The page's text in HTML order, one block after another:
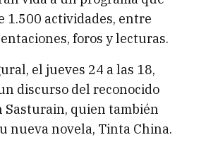
1.500 actividades, entre
foros y lecturas.
el jueves 24 a las 18,
discurso del reconocido
Sasturain, quien también
nueva novela, Tinta China.